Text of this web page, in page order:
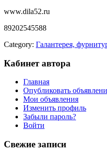
www.dila52.ru
89202545588
Category: Галантерея,
Кабинет автора
Главная
Опубликовать
Мои объявления
Изменить профиль
Забыли пароль?
Войти
Свежие записи